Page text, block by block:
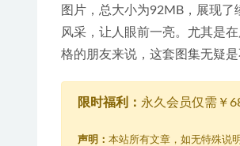
图片，总大小为92MB，展现
风采，让人眼前一亮。尤其是
格的朋友来说，这套图集无疑是
限时福利： 永久会员仅需￥
声明： 本站所有文章，如无特殊说